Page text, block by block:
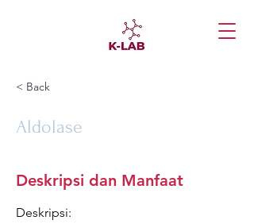
< Back
Aldolase
Deskripsi dan Manfaat
Deskripsi: